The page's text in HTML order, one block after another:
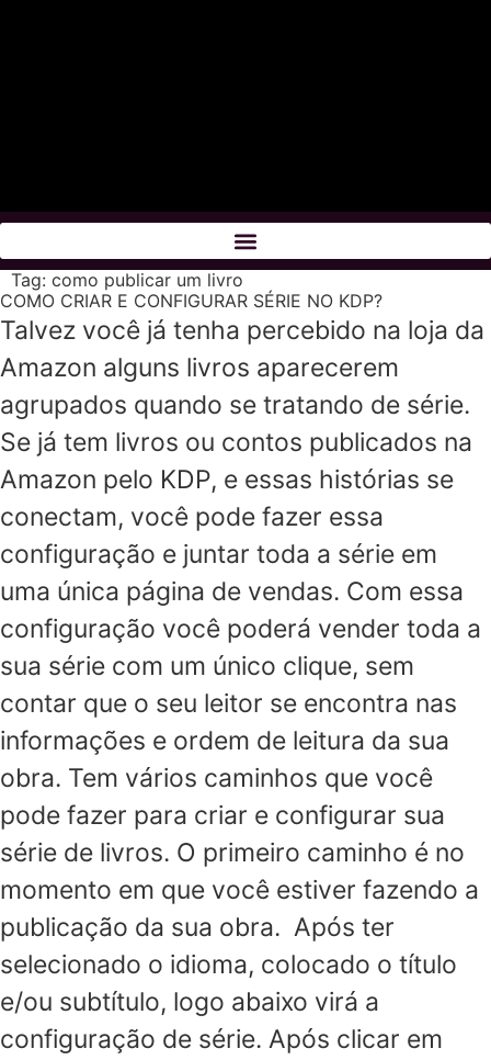
Tag: como publicar um livro
COMO CRIAR E CONFIGURAR SÉRIE NO KDP?
Talvez você já tenha percebido na loja da
Amazon alguns livros aparecerem
agrupados quando se tratando de série.
Se já tem livros ou contos publicados na
Amazon pelo KDP, e essas histórias se
conectam, você pode fazer essa
configuração e juntar toda a série em
uma única página de vendas. Com essa
configuração você poderá vender toda a
sua série com um único clique, sem
contar que o seu leitor se encontra nas
informações e ordem de leitura da sua
obra. Tem vários caminhos que você
pode fazer para criar e configurar sua
série de livros. O primeiro caminho é no
momento em que você estiver fazendo a
publicação da sua obra. Após ter
selecionado o idioma, colocado o título
e/ou subtítulo, logo abaixo virá a
configuração de série. Após clicar em